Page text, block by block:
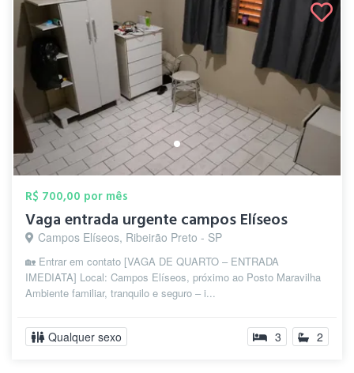
R$ 700,00 por mês
Vaga entrada urgente campos Elíseos
Campos Elíseos, Ribeirão Preto - SP
🏡 Entrar em contato [VAGA DE QUARTO – ENTRADA
IMEDIATA] Local: Campos Elíseos, próximo ao Posto Maravilha
Ambiente familiar, tranquilo e seguro – i...
Qualquer sexo 3 2